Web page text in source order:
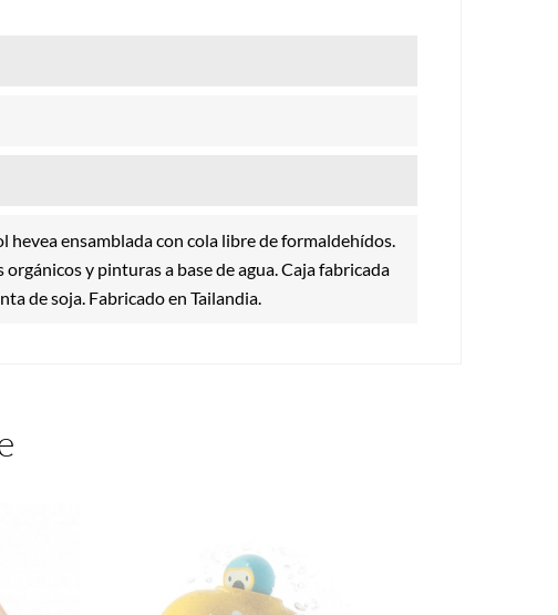
hevea ensamblada con cola libre de formaldehídos.
y pinturas a base de agua. Caja fabricada
de soja. Fabricado en Tailandia.